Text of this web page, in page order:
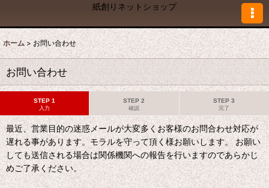
紙創りネットショップ
ホーム > お問い合わせ
お問い合わせ
STEP 1
入力
STEP 2
確認
STEP 3
完了
最近、営業目的の迷惑メールが大変多くお客様のお問合わせ対応が
遅れる事があります。モラルを守って頂く様お願いします。 お願い
しても送信される場合は関係機関への報告を行いますのであらかじ
めご了承ください。